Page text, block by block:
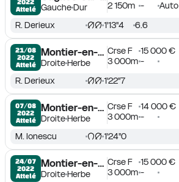
Attelé
GaucheDur
2 150m - Auto
R. Derieux 1'13''4 6.6
21/08
2022
Attelé
Montier-en-Der
DroiteHerbe
Crse F
15 000 €
3 000m -
R. Derieux 1'22''7
07/08
2022
Attelé
Montier-en-Der
DroiteHerbe
Crse F
14 000 €
3 000m -
M. Ionescu 1'24''0
24/07
2022
Attelé
Montier-en-Der
DroiteHerbe
Crse F
15 000 €
3 000m -